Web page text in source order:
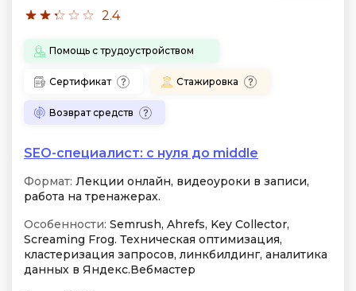
2.4
Помощь с трудоустройством
Сертификат Стажировка
Возврат средств
SEO-специалист: с нуля до middle
Формат: Лекции онлайн, видеоуроки в записи,
работа на тренажерах.
Особенности: Semrush, Ahrefs, Key Collector,
Screaming Frog. Техническая оптимизация,
кластеризация запросов, линкбилдинг, аналитика
данных в Яндекс.Вебмастер